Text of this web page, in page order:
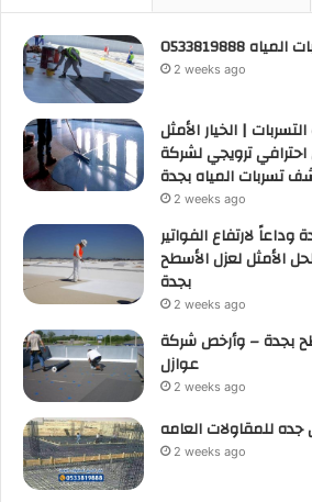
0533819888
2 weeks ago
| الخيار الأمثل
احترافي ترويجي لشركة
تسربات المياه بجدة
2 weeks ago
لارتفاع الفواتير
الأمثل لعزل الأسطح
بجدة
2 weeks ago
بجدة – وأرخص شركة
عوازل
2 weeks ago
للمقاولات العامه
2 weeks ago